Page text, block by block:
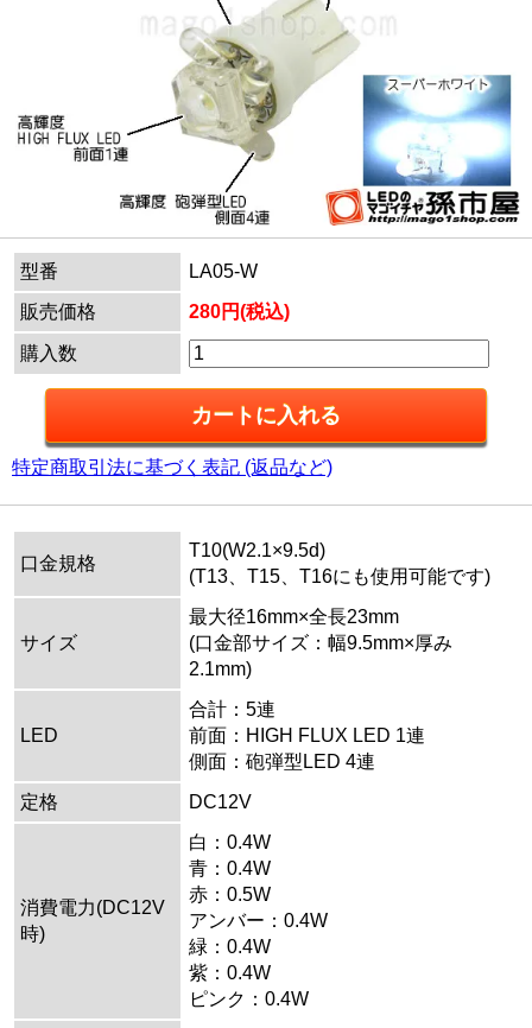
型番
LA05-W
販売価格
280円(税込)
購入数
特定商取引法に基づく表記 (返品など)
口金規格
T10(W2.1×9.5d)
(T13、T15、T16にも使用可能です)
サイズ
最大径16mm×全長23mm
(口金部サイズ：幅9.5mm×厚み
2.1mm)
LED
合計：5連
前面：HIGH FLUX LED 1連
側面：砲弾型LED 4連
定格
DC12V
消費電力(DC12V
時)
白：0.4W
青：0.4W
赤：0.5W
アンバー：0.4W
緑：0.4W
紫：0.4W
ピンク：0.4W